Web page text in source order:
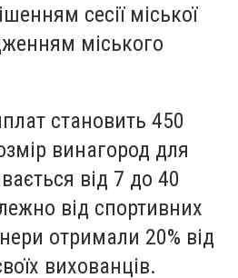
сесії міської
міського
становить 450
винагород для
від 7 до 40
від спортивних
отримали 20% від
вихованців.